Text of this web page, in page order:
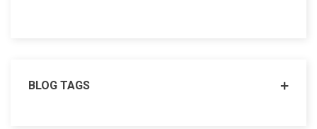
BLOG TAGS